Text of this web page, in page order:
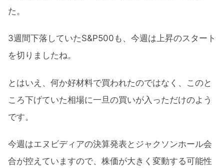
た。
3週間下落していたS&P500も、今週は上昇のスタート
を切りましたね。
とはいえ、何か好材料で買われたのではなく、このと
ころ下げていた相場に一旦の買いが入っただけのよう
です。
今週はエヌビディアの決算発表とジャクソンホール会
合が控えていますので、株価が大きく変動する可能性